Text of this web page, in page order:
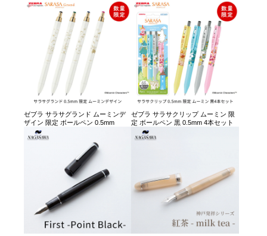
ゼブラ サラサグランド ムーミンデ
ザイン 限定 ボールペン 0.5mm
ゼブラ サラサクリップ ムーミン 限
定 ボールペン 黒 0.5mm 4本セット